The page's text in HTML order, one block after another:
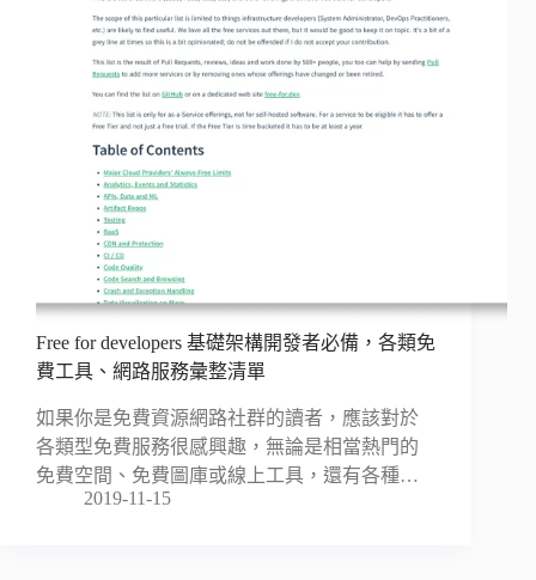
Free for developers 基礎架構開發者必備，各類免
費工具、網路服務彙整清單
如果你是免費資源網路社群的讀者，應該對於
各類型免費服務很感興趣，無論是相當熱門的
免費空間、免費圖庫或線上工具，還有各種…
2019-11-15